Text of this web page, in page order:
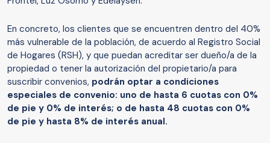
En concreto, los clientes que se encuentren dentro del 40%
más vulnerable de la población, de acuerdo al Registro Social
de Hogares (RSH), y que puedan acreditar ser dueño/a de la
propiedad o tener la autorización del propietario/a para
suscribir convenios, podrán optar a condiciones
especiales de convenio: uno de hasta 6 cuotas con 0%
de pie y 0% de interés; o de hasta 48 cuotas con 0%
de pie y hasta 8% de interés anual.